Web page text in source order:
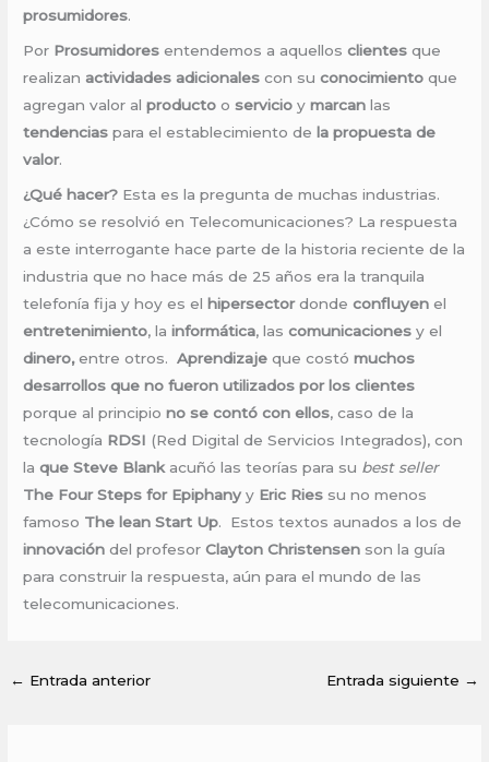
prosumidores.
Por Prosumidores entendemos a aquellosclientes que
realizanactividades adicionales con suconocimiento que
agregan valor alproducto oservicio ymarcan las
tendencias para el establecimiento de la propuesta de
valor.
¿Qué hacer? Esta es la pregunta de muchas industrias.
¿Cómo se resolvió en Telecomunicaciones? La respuesta
a este interrogante hace parte de la historia reciente de la
industria que no hace más de 25 años era la tranquila
telefonía fija y hoy es el hipersectordondeconfluyen el
entretenimiento, lainformática, lascomunicaciones y el
dinero,entre otros.Aprendizaje que costómuchos
desarrollos que no fueron utilizados por los clientes
porque al principiono se contó con ellos, caso de la
tecnología RDSI (Red Digital de Servicios Integrados), con
laque Steve Blank acuñó las teorías para su best seller
The Four Steps for Epiphany y Eric Ries su no menos
famoso The lean Start Up. Estos textos aunados a los de
innovación del profesorClayton Christensen son la guía
para construir la respuesta, aún para el mundo de las
telecomunicaciones.
← Entrada anterior Entrada siguiente →